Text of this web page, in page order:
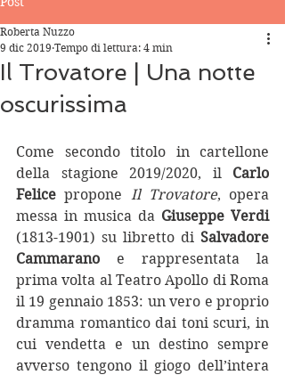
Il Trovatore | Una notte
oscurissima
Roberta Nuzzo
9 dic 2019 Tempo di lettura: 4 min
Come secondo titolo in cartellone
della stagione 2019/2020, il Carlo
Felice propone Il Trovatore, opera
messa in musica da Giuseppe Verdi
(1813-1901) su libretto di Salvadore
Cammarano e rappresentata la
prima volta al Teatro Apollo di Roma
il 19 gennaio 1853: un vero e proprio
dramma romantico dai toni scuri, in
cui vendetta e un destino sempre
avverso tengono il giogo dell’intera